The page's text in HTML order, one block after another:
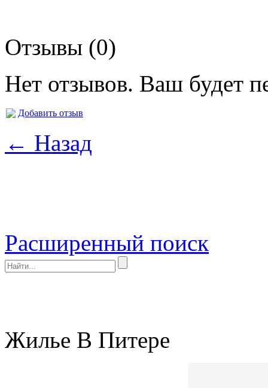
Отзывы (0)
Нет отзывов. Ваш будет
Добавить отзыв
← Назад
Расширенный поиск
Жилье В Питере